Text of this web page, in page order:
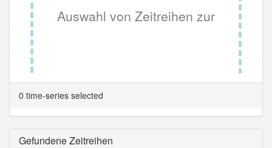
Auswahl von Zeitreihen zur
Tabellenansicht.
0 time-series selected
Gefundene Zeitreihen